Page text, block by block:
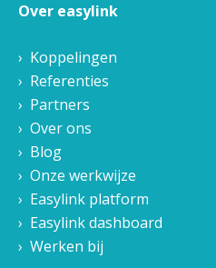
Over easylink
Koppelingen
Referenties
Partners
Over ons
Blog
Onze werkwijze
Easylink platform
Easylink dashboard
Werken bij